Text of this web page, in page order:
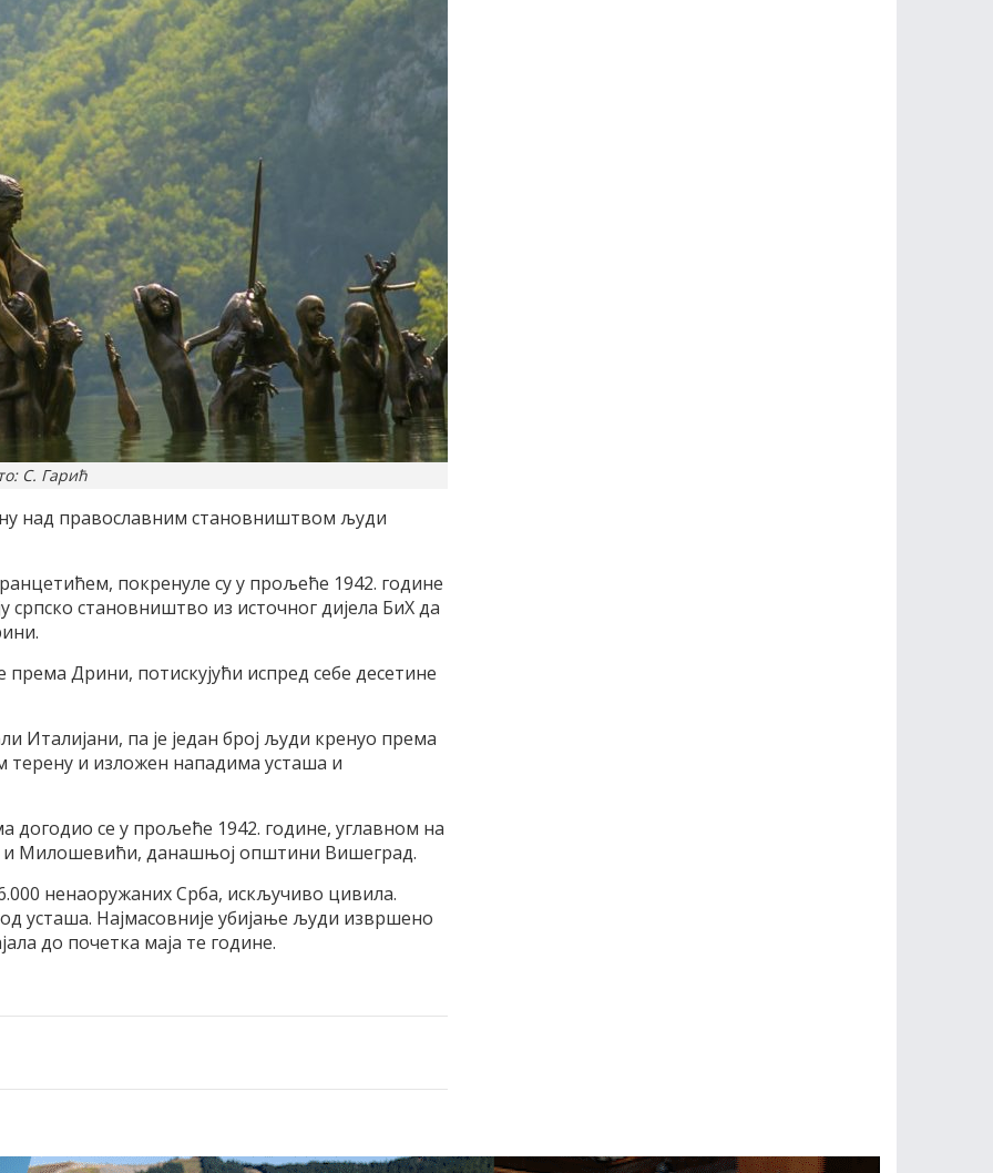
С. Гарић
над православним становништвом људи
покренуле су у прољеће 1942. године
српско становништво из источног дијела БиХ да
Дрини, потискујући испред себе десетине
Италијани, па је један број људи кренуо према
и изложен нападима усташа и
се у прољеће 1942. године, углавном на
и Милошевићи, данашњој општини Вишеград.
ненаоружаних Срба, искључиво цивила.
усташа. Најмасовније убијање људи извршено
до почетка маја те године.